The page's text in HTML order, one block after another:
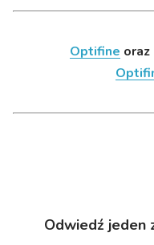
Optifine oraz
Odwiedź jeden